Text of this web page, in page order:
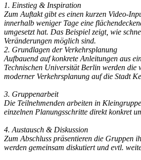
1. Einstieg & Inspiration
Zum Auftakt gibt es einen kurzen Video-
innerhalb weniger Tage eine
umgesetzt hat. Das Beispiel zeigt, wie
Veränderungen möglich sind.
2. Grundlagen der Verkehrsplanung
Aufbauend auf konkrete Anleitungen aus
Technischen Universität Berlin werden die
moderner Verkehrsplanung auf die Stadt
3. Gruppenarbeit
Die Teilnehmenden arbeiten in
einzelnen Planungsschritte direkt konkret
4. Austausch & Diskussion
Zum Abschluss präsentieren die Gruppen
werden gemeinsam diskutiert und evtl.